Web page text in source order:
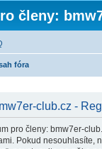
členy:
fóra
club.cz -
pro členy: bmw7er-
Pokud nesouhlasíte,